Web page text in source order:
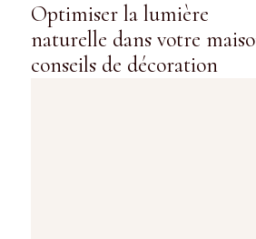
Optimiser la lumière
naturelle dans votre
conseils de décoration